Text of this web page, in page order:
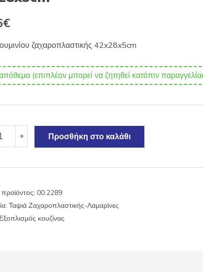
€
ζαχαροπλαστικής 42x28x5cm
(επιπλέον μπορεί να ζητηθεί κατόπιν
+ Προσθήκη στο καλάθι
00.2289
Ταψιά Ζαχαροπλαστικής-Λαμαρίνες
Εξοπλισμός κουζίνας